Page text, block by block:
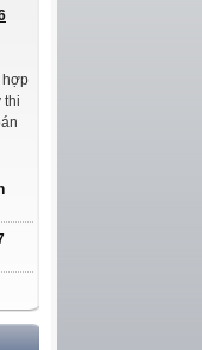
hợp
thi